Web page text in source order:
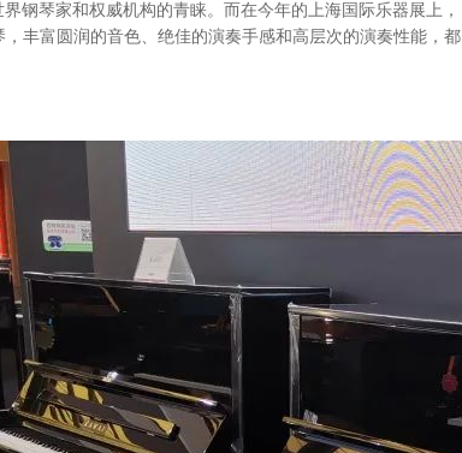
钢琴家和权威机构的青睐。而在今年的上海国际乐器展上，
丰富圆润的音色、绝佳的演奏手感和高层次的演奏性能，都